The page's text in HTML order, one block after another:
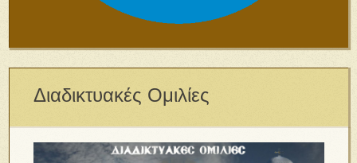
Διαδικτυακές Ομιλίες